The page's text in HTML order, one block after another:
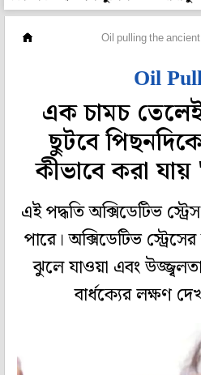
Oil pulling the
Oil
এক চামচ
ছুটবে
কীভাবে করা
এই পদ্ধতি অক্সিডেটিভ
পারে। অক্সিডেটিভ
ঝুলে যাওয়া এবং
বার্ধক্যের লক্ষণ